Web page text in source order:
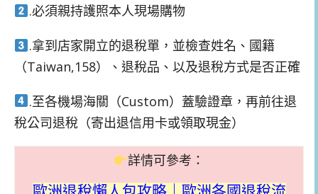
.必須親持護照本人現場購物
.拿到店家開立的退稅單，並檢查姓名、國籍
（Taiwan,158）、退稅品、以及退稅方式是否正確
.至各機場海關（Custom）蓋驗證章，再前往退
稅公司退稅（寄出退信用卡或領取現金）
詳情可參考：